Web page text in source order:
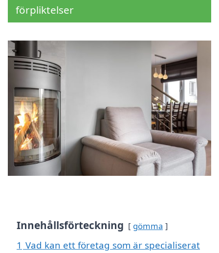
förpliktelser
Innehållsförteckning gömma
1 Vad kan ett företag som är specialiserat